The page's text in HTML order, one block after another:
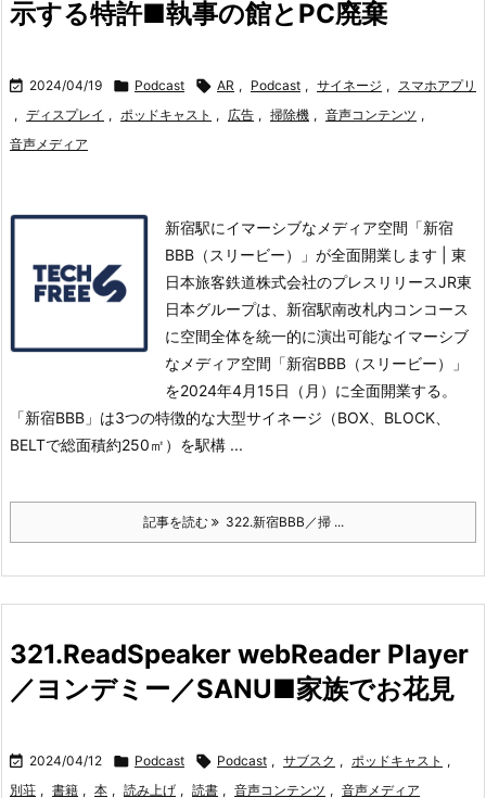
示する特許■執事の館とPC廃棄
 2024/04/19  Podcast  AR , Podcast , サイネージ , スマホアプリ
, ディスプレイ , ポッドキャスト , 広告 , 掃除機 , 音声コンテンツ ,
音声メディア
新宿駅にイマーシブなメディア空間「新宿
BBB（スリービー）」が全面開業します | 東
日本旅客鉄道株式会社のプレスリリースJR東
日本グループは、新宿駅南改札内コンコース
に空間全体を統一的に演出可能なイマーシブ
なメディア空間「新宿BBB（スリービー）」
を2024年4月15日（月）に全面開業する。
「新宿BBB」は3つの特徴的な大型サイネージ（BOX、BLOCK、
BELTで総面積約250㎡）を駅構 ...
記事を読む 322.新宿BBB／掃 ...
321.ReadSpeaker webReader Player
／ヨンデミー／SANU■家族でお花見
 2024/04/12  Podcast  Podcast , サブスク , ポッドキャスト ,
別荘 , 書籍 , 本 , 読み上げ , 読書 , 音声コンテンツ , 音声メディア